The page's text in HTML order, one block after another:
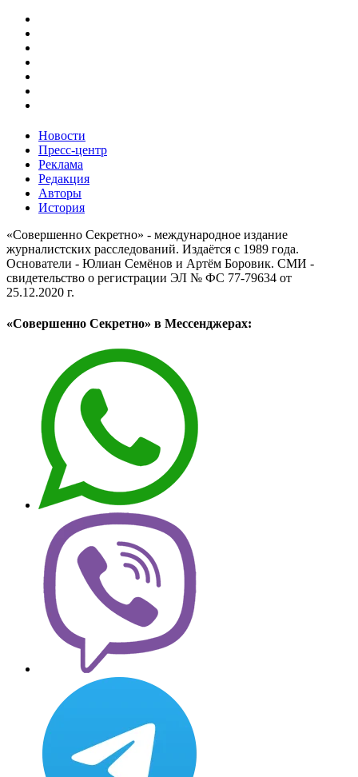
Новости
Пресс-центр
Реклама
Редакция
Авторы
История
«Совершенно Секретно» - международное издание
журналистских расследований. Издаётся с 1989 года.
Основатели - Юлиан Семёнов и Артём Боровик. CМИ -
свидетельство о регистрации ЭЛ № ФС 77-79634 от
25.12.2020 г.
«Совершенно Секретно» в Мессенджерах: